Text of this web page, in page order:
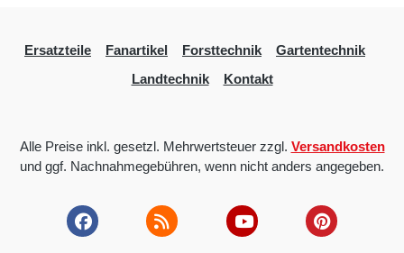
Ersatzteile Fanartikel Forsttechnik
Gartentechnik
Landtechnik
Kontakt
Alle Preise inkl. gesetzl. Mehrwertsteuer zzgl. Versandkosten
und ggf. Nachnahmegebühren, wenn nicht anders angegeben.